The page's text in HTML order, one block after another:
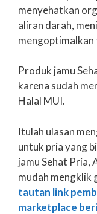
menyehatkan
aliran darah,
Produk jamu
karena sudah
Halal MUI.
Itulah ulasan
untuk pria yang
jamu Sehat Pria,
mudah mengklik
tautan link
marketplace